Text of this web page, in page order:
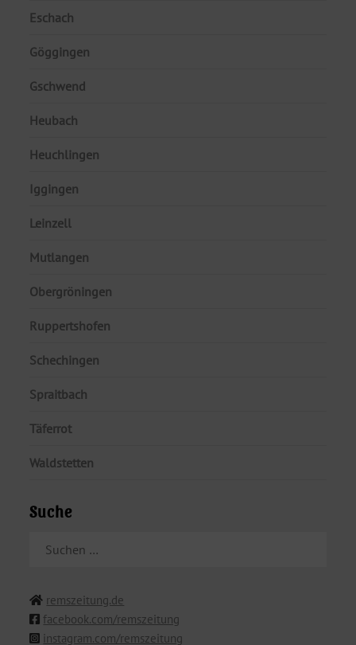
Eschach
Göggingen
Gschwend
Heubach
Heuchlingen
Iggingen
Leinzell
Mutlangen
Obergröningen
Ruppertshofen
Schechingen
Spraitbach
Täferrot
Waldstetten
Suche
NACH:
remszeitung.de
facebook.com/remszeitung
instagram.com/remszeitung